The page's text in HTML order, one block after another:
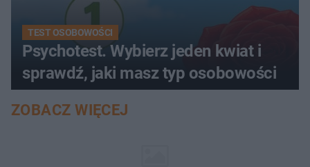
TEST OSOBOWOŚCI
Psychotest. Wybierz jeden kwiat i
sprawdź, jaki masz typ osobowości
ZOBACZ WIĘCEJ